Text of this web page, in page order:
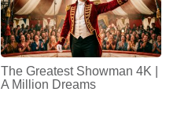
The Greatest Showman 4K |
A Million Dreams